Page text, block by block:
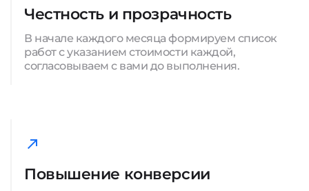
Честность и прозрачность
В начале каждого месяца формируем список
работ с указанием стоимости каждой,
согласовываем с вами до выполнения.
Повышение конверсии